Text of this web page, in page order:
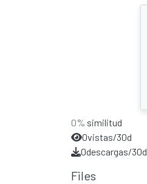
0% similitud
0vistas/30d
0descargas/30d
Files